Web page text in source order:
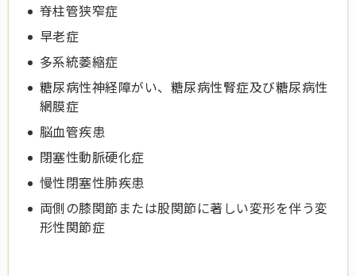
脊柱管狭窄症
早老症
多系統萎縮症
糖尿病性神経障がい、糖尿病性腎症及び糖尿病性
網膜症
脳血管疾患
閉塞性動脈硬化症
慢性閉塞性肺疾患
両側の膝関節または股関節に著しい変形を伴う変
形性関節症